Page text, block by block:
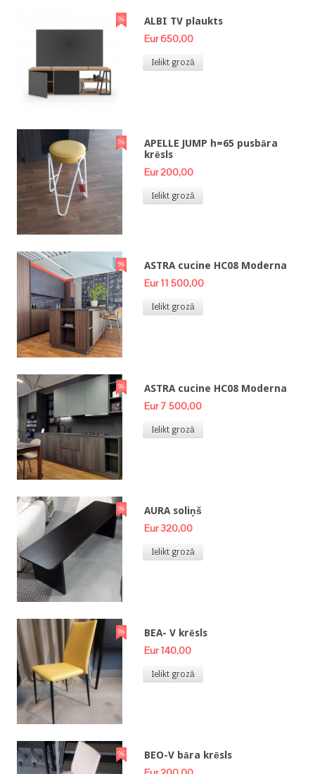
ALBI TV plaukts
Eur 650,00
Ielikt grozā
APELLE JUMP h=65 pusbāra
krēsls
Eur 200,00
Ielikt grozā
ASTRA cucine HC08 Moderna
Eur 11 500,00
Ielikt grozā
ASTRA cucine HC08 Moderna
Eur 7 500,00
Ielikt grozā
AURA soliņš
Eur 320,00
Ielikt grozā
BEA- V krēsls
Eur 140,00
Ielikt grozā
BEO-V bāra krēsls